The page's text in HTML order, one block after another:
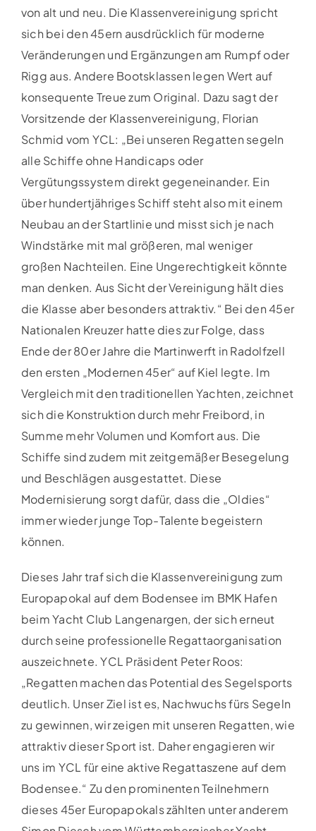
von alt und neu. Die Klassenvereinigung spricht
sich bei den 45ern ausdrücklich für moderne
Veränderungen und Ergänzungen am Rumpf oder
Rigg aus. Andere Bootsklassen legen Wert auf
konsequente Treue zum Original. Dazu sagt der
Vorsitzende der Klassenvereinigung, Florian
Schmid vom YCL: „Bei unseren Regatten segeln
alle Schiffe ohne Handicaps oder
Vergütungssystem direkt gegeneinander. Ein
über hundertjähriges Schiff steht also mit einem
Neubau an der Startlinie und misst sich je nach
Windstärke mit mal größeren, mal weniger
großen Nachteilen. Eine Ungerechtigkeit könnte
man denken. Aus Sicht der Vereinigung hält dies
die Klasse aber besonders attraktiv.“ Bei den 45er
Nationalen Kreuzer hatte dies zur Folge, dass
Ende der 80er Jahre die Martinwerft in Radolfzell
den ersten „Modernen 45er“ auf Kiel legte. Im
Vergleich mit den traditionellen Yachten, zeichnet
sich die Konstruktion durch mehr Freibord, in
Summe mehr Volumen und Komfort aus. Die
Schiffe sind zudem mit zeitgemäßer Besegelung
und Beschlägen ausgestattet. Diese
Modernisierung sorgt dafür, dass die „Oldies“
immer wieder junge Top-Talente begeistern
können.
Dieses Jahr traf sich die Klassenvereinigung zum
Europapokal auf dem Bodensee im BMK Hafen
beim Yacht Club Langenargen, der sich erneut
durch seine professionelle Regattaorganisation
auszeichnete. YCL Präsident Peter Roos:
„Regatten machen das Potential des Segelsports
deutlich. Unser Ziel ist es, Nachwuchs fürs Segeln
zu gewinnen, wir zeigen mit unseren Regatten, wie
attraktiv dieser Sport ist. Daher engagieren wir
uns im YCL für eine aktive Regattaszene auf dem
Bodensee.“ Zu den prominenten Teilnehmern
dieses 45er Europapokals zählten unter anderem